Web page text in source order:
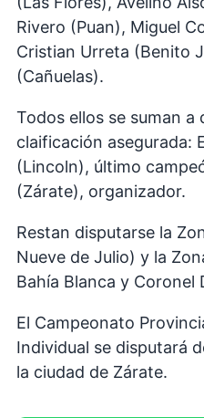
Rivero (Puan), Miguel
Cristian Urreta (Benito
(Cañuelas).
Todos ellos se suman a
claificación asegurada:
(Lincoln), último
(Zárate), organizador.
Restan disputarse la
Nueve de Julio) y la
Bahía Blanca y Coronel
El Campeonato
Individual se disputará
la ciudad de Zárate.